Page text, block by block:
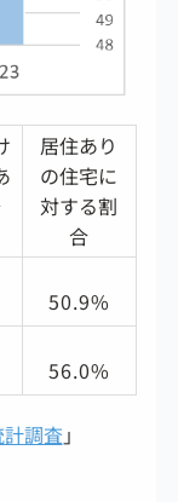
居住あり
の住宅に
対する割
合
50.9%
56.0%
調査 」